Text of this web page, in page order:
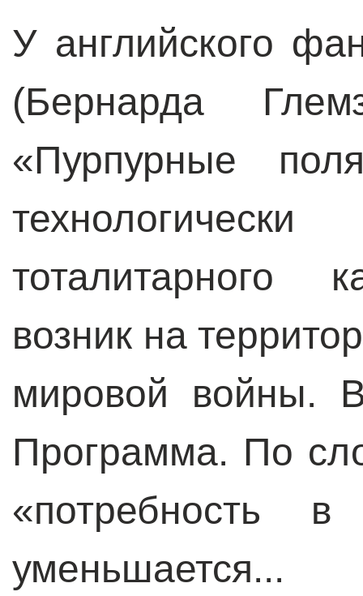
У английского
(Бернарда
«Пурпурные
тоталитарного
возник на
мировой войны.
Программа. По
«потребность